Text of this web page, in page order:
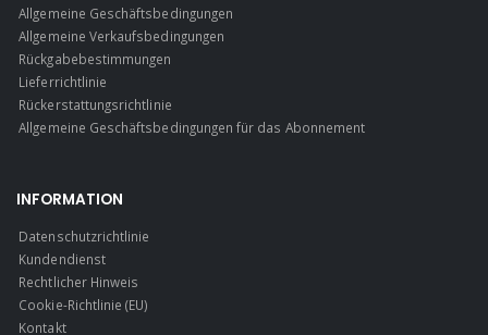
Allgemeine Geschäftsbedingungen
Allgemeine Verkaufsbedingungen
Rückgabebestimmungen
Lieferrichtlinie
Rückerstattungsrichtlinie
Allgemeine Geschäftsbedingungen für das Abonnement
INFORMATION
Datenschutzrichtlinie
Kundendienst
Rechtlicher Hinweis
Cookie-Richtlinie (EU)
Kontakt